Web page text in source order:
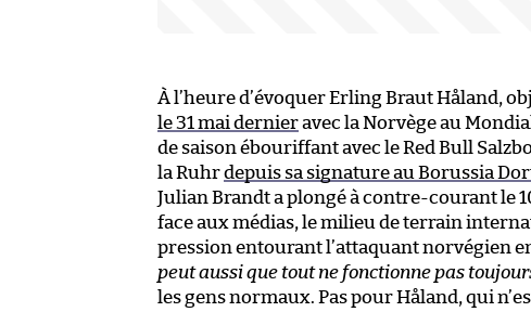
À l’heure d’évoquer Erling Braut Håland,
le 31 mai dernieravec la Norvège au
de saison ébouriffant avec le Red Bull
la Ruhrdepuis sa signature au Borussia
Julian Brandt a plongé à contre-courant le
face aux médias, le milieu de terrain
pression entourant l’attaquant norvégien
peut aussi que tout ne fonctionne pas
les gens normaux. Pas pour Håland, qui